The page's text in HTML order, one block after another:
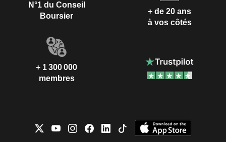
N°1 du Conseil
Boursier
+ de 20 ans
à vos côtés
+ 1 300 000
membres